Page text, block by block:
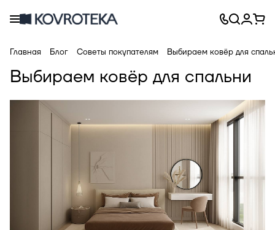
Главная Блог Советы покупателям Выбираем ковёр для
Выбираем ковёр для спальни